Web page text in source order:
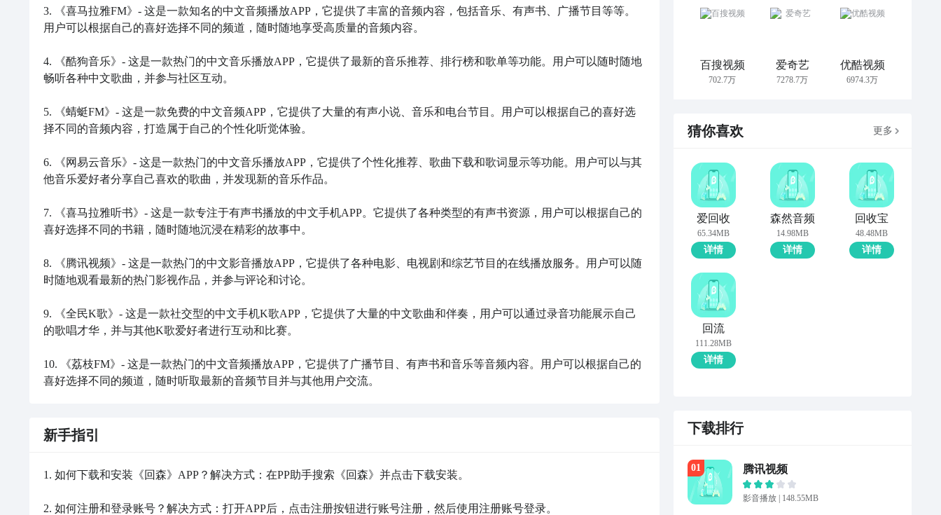
3. 《喜马拉雅FM》- 这是一款知名的中文音频播放APP，它提供了丰富的音频内容，包括音乐、有声书、广播节目等等。
用户可以根据自己的喜好选择不同的频道，随时随地享受高质量的音频内容。
4. 《酷狗音乐》- 这是一款热门的中文音乐播放APP，它提供了最新的音乐推荐、排行榜和歌单等功能。用户可以随时随地
畅听各种中文歌曲，并参与社区互动。
5. 《蜻蜓FM》- 这是一款免费的中文音频APP，它提供了大量的有声小说、音乐和电台节目。用户可以根据自己的喜好选
择不同的音频内容，打造属于自己的个性化听觉体验。
6. 《网易云音乐》- 这是一款热门的中文音乐播放APP，它提供了个性化推荐、歌曲下载和歌词显示等功能。用户可以与其
他音乐爱好者分享自己喜欢的歌曲，并发现新的音乐作品。
7. 《喜马拉雅听书》- 这是一款专注于有声书播放的中文手机APP。它提供了各种类型的有声书资源，用户可以根据自己的
喜好选择不同的书籍，随时随地沉浸在精彩的故事中。
8. 《腾讯视频》- 这是一款热门的中文影音播放APP，它提供了各种电影、电视剧和综艺节目的在线播放服务。用户可以随
时随地观看最新的热门影视作品，并参与评论和讨论。
9. 《全民K歌》- 这是一款社交型的中文手机K歌APP，它提供了大量的中文歌曲和伴奏，用户可以通过录音功能展示自己
的歌唱才华，并与其他K歌爱好者进行互动和比赛。
10. 《荔枝FM》- 这是一款热门的中文音频播放APP，它提供了广播节目、有声书和音乐等音频内容。用户可以根据自己的
喜好选择不同的频道，随时听取最新的音频节目并与其他用户交流。
新手指引
1. 如何下载和安装《回森》APP？解决方式：在PP助手搜索《回森》并点击下载安装。
2. 如何注册和登录账号？解决方式：打开APP后，点击注册按钮进行账号注册，然后使用注册账号登录。
百搜视频
702.7万
爱奇艺
7278.7万
优酷视频
6974.3万
猜你喜欢 更多
爱回收
65.34MB
详情
森然音频
14.98MB
详情
回收宝
48.48MB
详情
回流
111.28MB
详情
下载排行
01 腾讯视频
影音播放 | 148.55MB